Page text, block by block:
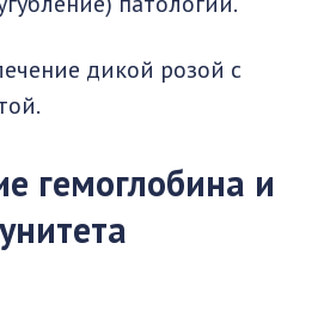
дикой розой с
гемоглобина и